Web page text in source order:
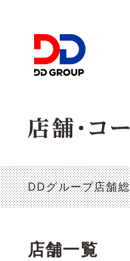
DDグループ店舗
店舗一覧